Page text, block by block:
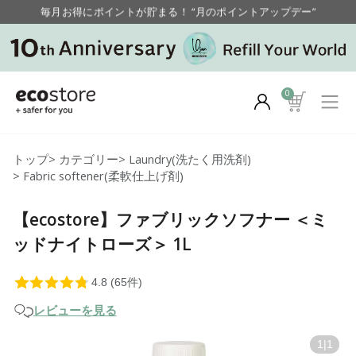
毎月お得にポイントが貯まる！ “月のポイントアップデー”
【重要】お盆期間中のお問い合わせと商品配送に関しまして
毎月お得にポイントが貯まる！ “月のポイントアップデー”
0
トップ> カテゴリー> Laundry(洗たく用洗剤)
> Fabric softener(柔軟仕上げ剤)
【ecostore】ファブリックソフナー ＜ミ
ッドナイトローズ＞ 1L
レビューを見る
1 1